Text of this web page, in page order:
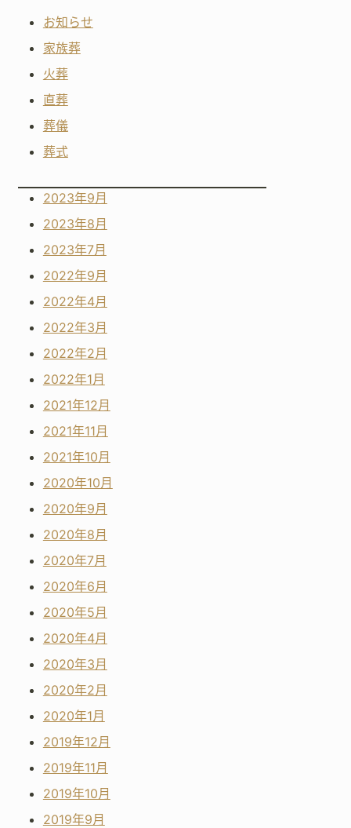
お知らせ
家族葬
火葬
直葬
葬儀
葬式
2023年9月
2023年8月
2023年7月
2022年9月
2022年4月
2022年3月
2022年2月
2022年1月
2021年12月
2021年11月
2021年10月
2020年10月
2020年9月
2020年8月
2020年7月
2020年6月
2020年5月
2020年4月
2020年3月
2020年2月
2020年1月
2019年12月
2019年11月
2019年10月
2019年9月